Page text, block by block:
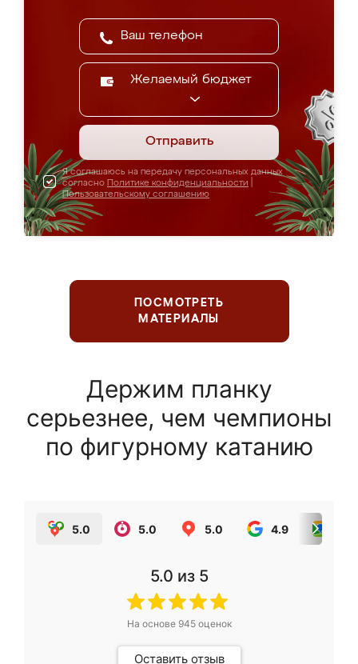
Желаемый бюджет
Отправить
Я соглашаюсь на передачу персональных данных
согласно Политике конфиденциальности
Пользовательскому соглашению
ПОСМОТРЕТЬ
МАТЕРИАЛЫ
Держим планку
серьезнее, чем чемпионы
по фигурному катанию
5.0 5.0 5.0 4.9
5.0 из 5
На основе 945оценок
Оставить отзыв